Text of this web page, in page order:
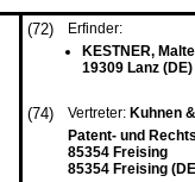
(72)
Erfinder:
KESTNER, Malte
19309 Lanz (DE)
(74) Vertreter: Kuhnen
Patent- und
85354 Freising
85354 Freising